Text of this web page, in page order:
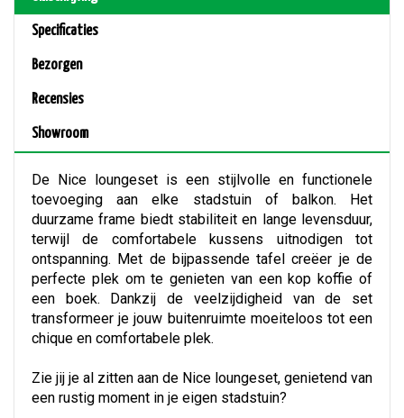
Specificaties
Bezorgen
Recensies
Showroom
De Nice loungeset is een stijlvolle en functionele
toevoeging aan elke stadstuin of balkon. Het
duurzame frame biedt stabiliteit en lange levensduur,
terwijl de comfortabele kussens uitnodigen tot
ontspanning. Met de bijpassende tafel creëer je de
perfecte plek om te genieten van een kop koffie of
een boek. Dankzij de veelzijdigheid van de set
transformeer je jouw buitenruimte moeiteloos tot een
chique en comfortabele plek.
Zie jij je al zitten aan de Nice loungeset, genietend van
een rustig moment in je eigen stadstuin?